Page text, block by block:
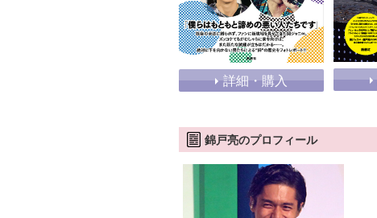
詳細・購入
錦戸亮のプロフィール